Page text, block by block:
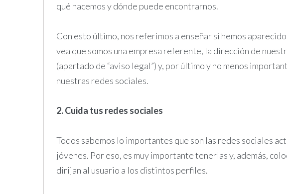
qué hacemos y dónde puede encontrarnos.
Con esto último, nos referimos a enseñar si hemos
vea que somos una empresa referente, la dirección de
(apartado de “aviso legal”) y, por último y no menos
nuestras redes sociales.
2. Cuida tus redes sociales
Todos sabemos lo importantes que son las redes sociales
jóvenes. Por eso, es muy importante tenerlas y, además,
dirijan al usuario a los distintos perfiles.